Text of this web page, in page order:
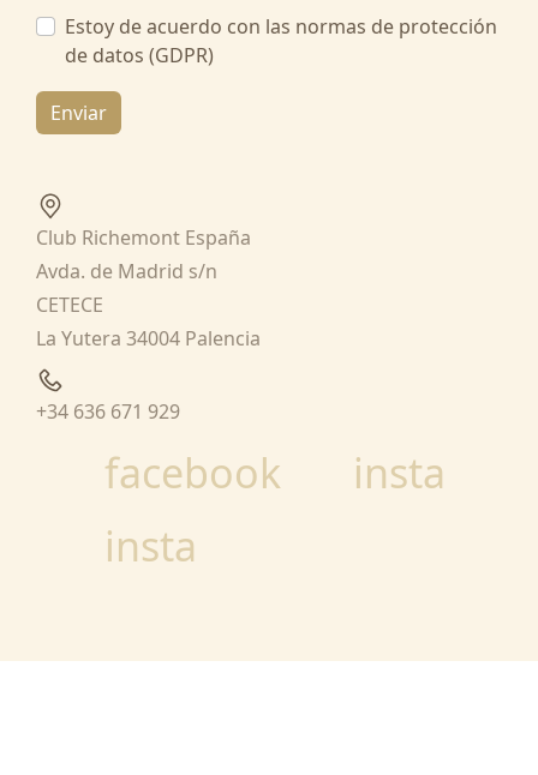
Estoy de acuerdo con las normas de protección
de datos (GDPR)
Enviar
Club Richemont España
Avda. de Madrid s/n
CETECE
La Yutera 34004 Palencia
+34 636 671 929
facebook
insta
insta